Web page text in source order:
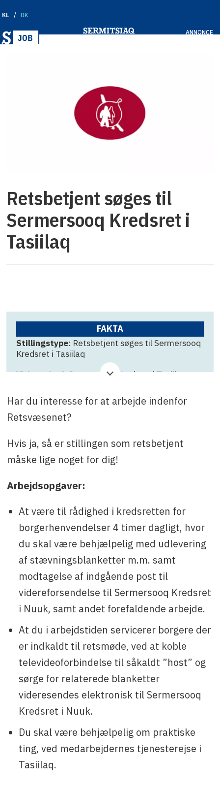
KL DK
ANNONCE
Retsbetjent søges til
Sermersooq Kredsret i
Tasiilaq
FAKTA
Stillingstype: Retsbetjent søges til Sermersooq
Kredsret i Tasiilaq
Virksomhed: Sermersooq Kredsret i Tasiilaq
Ansøgningsfrist
: 31. juli
Kontakt: Lillian Petersen på telefon 36 38 00
Har du interesse for at arbejde indenfor
Retsvæsenet?
Hvis ja, så er stillingen som retsbetjent
måske lige noget for dig!
Arbejdsopgaver:
At være til rådighed i kredsretten for
borgerhenvendelser 4 timer dagligt, hvor
du skal være behjælpelig med udlevering
af stævningsblanketter m.m. samt
modtagelse af indgående post til
videreforsendelse til Sermersooq Kredsret
i Nuuk, samt andet forefaldende arbejde.
At du i arbejdstiden servicerer borgere der
er indkaldt til retsmøde, ved at koble
televideoforbindelse til såkaldt ”host” og
sørge for relaterede blanketter
videresendes elektronisk til Sermersooq
Kredsret i Nuuk.
Du skal være behjælpelig om praktiske
ting, ved medarbejdernes tjenesterejse i
Tasiilaq.